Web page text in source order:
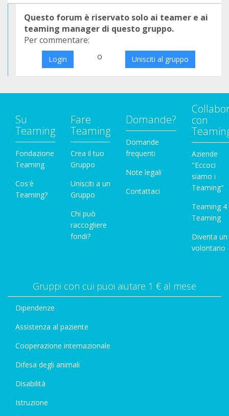
Questo forum è riservato solo ai teamer e ai
teaming manager di questo gruppo.
Per commentare:
Login o Unisciti al gruppo
Su
Teaming
Fondazione
Teaming
Cos'è
Teaming?
Fare
Teaming
Crea il tuo
Gruppo
Unisciti a un
Gruppo
Chi può
raccogliere
fondi?
Domande?
Domande
frequenti
Note legali
Contattaci
con
Aziende
"Eccoci
siamo i
Teaming"
Teaming 4
Teaming
Diventa un
volontario
Gruppi con cui puoi aiutare 1 € al mese
Dipendenze
Assistenza al paziente
Cooperazione internazionale
Difesa degli animali
Disabilità
Istruzione